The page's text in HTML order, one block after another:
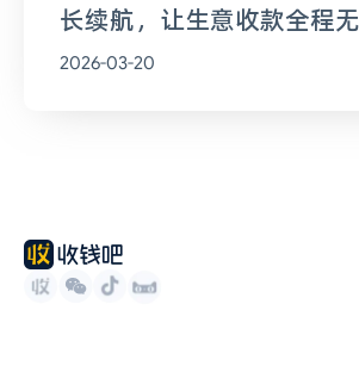
长续航，让生意收款全程
2026-03-20